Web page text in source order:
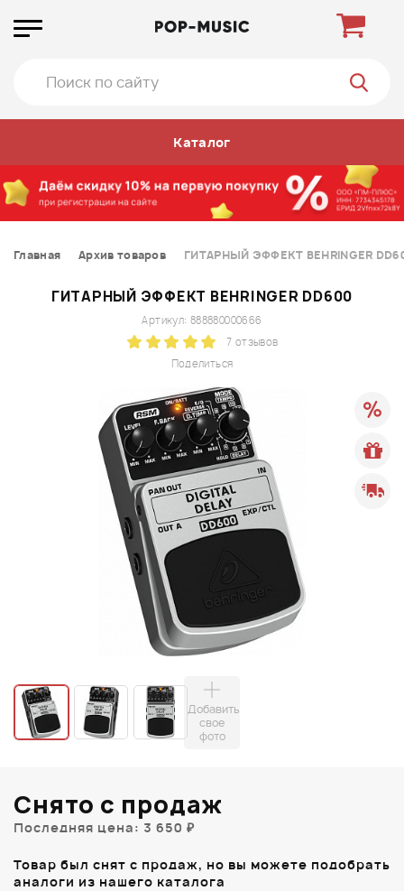
Каталог
Главная Архив товаров ГИТАРНЫЙ ЭФФЕКТ BEHRINGER
ГИТАРНЫЙ ЭФФЕКТ BEHRINGER DD600
Поделиться
Артикул: 888880000666
7 отзывов
Добавить
свое
фото
Снято с продаж
Последняя цена: 3 650 ₽
Товар был снят с продаж, но вы можете подобрать
аналоги из нашего каталога